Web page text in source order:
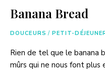
Banana Bread
DOUCEURS / PETIT-
Rien de tel que le banana
mûrs qui ne nous font plus